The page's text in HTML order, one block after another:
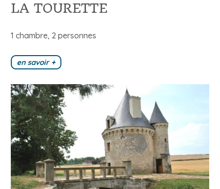
LA TOURETTE
1 chambre, 2 personnes
en savoir +